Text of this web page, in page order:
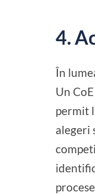
4.
În
Un
permit
alegeri